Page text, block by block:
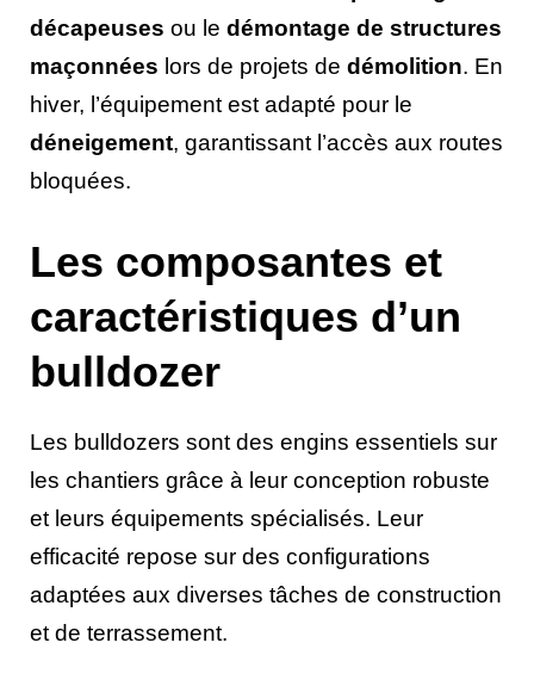
décapeuses ou le démontage de structures
maçonnées lors de projets de démolition. En
hiver, l’équipement est adapté pour le
déneigement, garantissant l’accès aux routes
bloquées.
Les composantes et
caractéristiques d’un
bulldozer
Les bulldozers sont des engins essentiels sur
les chantiers grâce à leur conception robuste
et leurs équipements spécialisés. Leur
efficacité repose sur des configurations
adaptées aux diverses tâches de construction
et de terrassement.